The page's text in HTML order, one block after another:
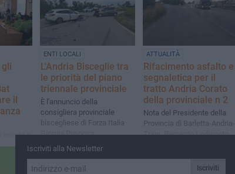
territorio
il
inviato a
ENTI LOCALI
L'Andria Bisceglie tra
le priorità del piano
triennale provinciale
È l'annuncio della
consigliera provinciale
biscegliese di Forza Italia
Giorgia Preziosa
ATTUALITÀ
Rifacimento asfalto e
segnaletica per il
tratto Andria Corato
della provinciale n 2
Nota del Presidente della
Provincia di Barletta-Andria-
Trani, Bernardo Lodispoto
Iscriviti alla Newsletter
Iscriviti